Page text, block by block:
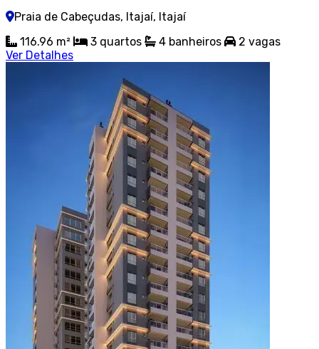
Praia de Cabeçudas, Itajaí, Itajaí
116.96 m²
3 quartos 4 banheiros 2 vagas
Ver Detalhes